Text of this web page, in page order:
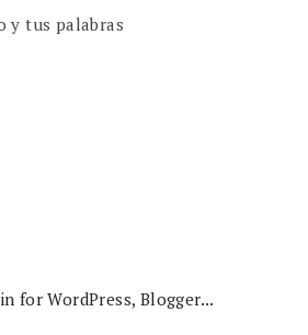
y tus palabras